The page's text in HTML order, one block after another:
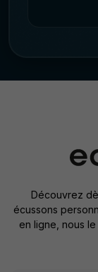
Découvrez
écussons
en ligne, nous